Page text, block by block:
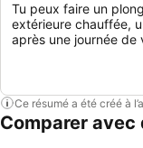
Tu peux faire un
extérieure chauffée,
après une journée
Ce résumé a été créé à
Comparer avec